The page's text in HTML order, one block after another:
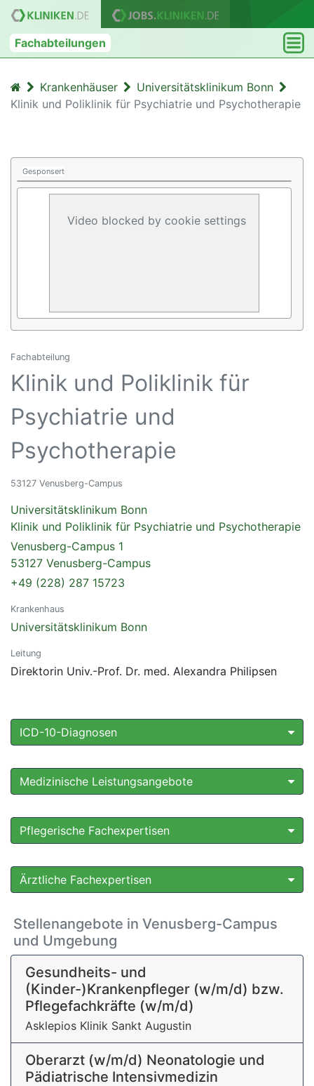
Fachabteilungen
Krankenhäuser
Universitätsklinikum Bonn
Klinik und Poliklinik für Psychiatrie und Psychotherapie
Gesponsert
Video blocked by cookie settings
Fachabteilung
Klinik und Poliklinik für
Psychiatrie und
Psychotherapie
53127 Venusberg-Campus
Universitätsklinikum Bonn
Klinik und Poliklinik für Psychiatrie und Psychotherapie
Venusberg-Campus 1
53127 Venusberg-Campus
+49 (228) 287 15723
Krankenhaus
Universitätsklinikum Bonn
Leitung
Direktorin Univ.-Prof. Dr. med. Alexandra Philipsen
ICD-10-Diagnosen
Medizinische Leistungsangebote
Pflegerische Fachexpertisen
Ärztliche Fachexpertisen
Stellenangebote in Venusberg-Campus
und Umgebung
Gesundheits- und
(Kinder-)Krankenpfleger (w/m/d) bzw.
Pflegefachkräfte (w/m/d)
Asklepios Klinik Sankt Augustin
Oberarzt (w/m/d) Neonatologie und
Pädiatrische Intensivmedizin